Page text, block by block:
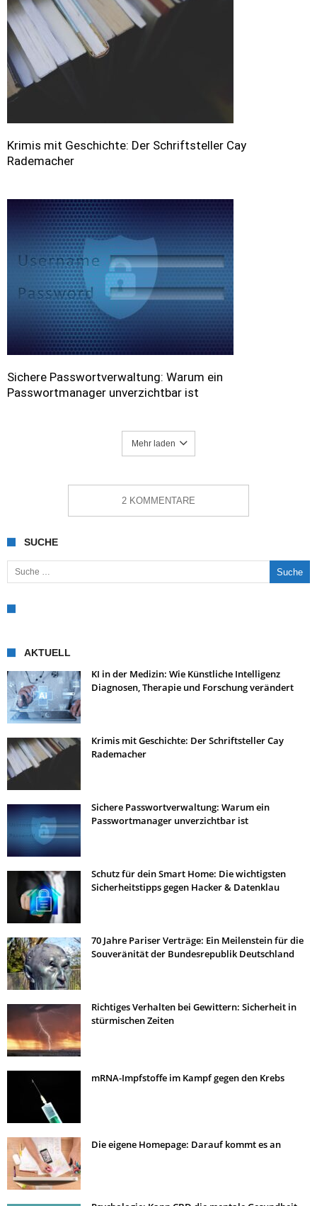
Krimis mit Geschichte: Der Schriftsteller Cay
Rademacher
Sichere Passwortverwaltung: Warum ein
Passwortmanager unverzichtbar ist
Mehr laden
2 KOMMENTARE
SUCHE
Suche nach:
AKTUELL
KI in der Medizin: Wie Künstliche Intelligenz
Diagnosen, Therapie und Forschung verändert
Krimis mit Geschichte: Der Schriftsteller Cay
Rademacher
Sichere Passwortverwaltung: Warum ein
Passwortmanager unverzichtbar ist
Schutz für dein Smart Home: Die wichtigsten
Sicherheitstipps gegen Hacker & Datenklau
70 Jahre Pariser Verträge: Ein Meilenstein für die
Souveränität der Bundesrepublik Deutschland
Richtiges Verhalten bei Gewittern: Sicherheit in
stürmischen Zeiten
mRNA-Impfstoffe im Kampf gegen den Krebs
Die eigene Homepage: Darauf kommt es an